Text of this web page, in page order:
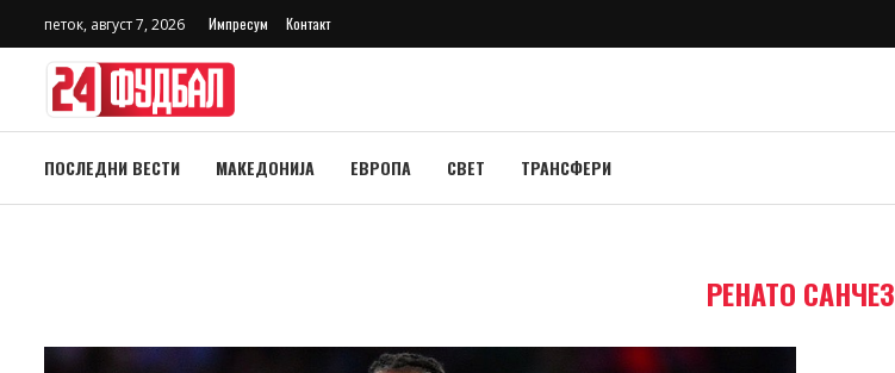
петок, август 7, 2026 Импресум Контакт
ПОСЛЕДНИ ВЕСТИ МАКЕДОНИЈА ЕВРОПА СВЕТ ТРАНСФЕРИ
РЕНАТО САНЧЕЗ